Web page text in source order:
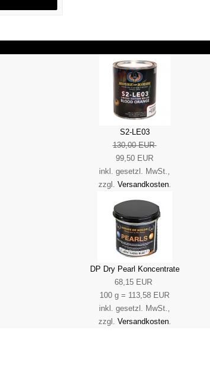
S2-LE03
130,00 EUR
99,50 EUR
inkl. gesetzl. MwSt.,
zzgl. Versandkosten.
DP Dry Pearl Koncentrate
68,15 EUR
100 g = 113,58 EUR
inkl. gesetzl. MwSt.,
zzgl. Versandkosten.